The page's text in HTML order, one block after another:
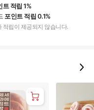
트 적립 1%
포인트 적립 0.1%
적립이 제공되지 않습니다.